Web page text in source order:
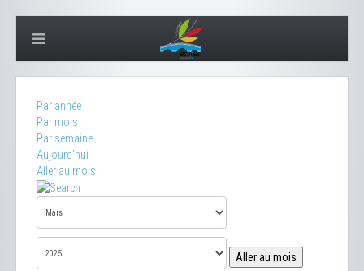
Par année
Par mois
Par semaine
Aujourd'hui
Aller au mois
Aller au mois